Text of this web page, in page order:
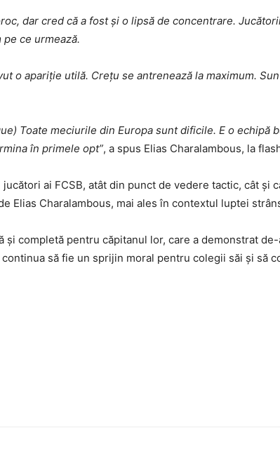
dar cred că a fost și o lipsă de concentrare.
ce urmează.
o apariție utilă. Crețu se antrenează la maximum.
Toate meciurile din Europa sunt dificile. E o echipă
în primele opt”, a spus Elias Charalambous, la
ai FCSB, atât din punct de vedere tactic, cât și
Elias Charalambous, mai ales în contextul luptei
completă pentru căpitanul lor, care a demonstrat
să fie un sprijin moral pentru colegii săi și să